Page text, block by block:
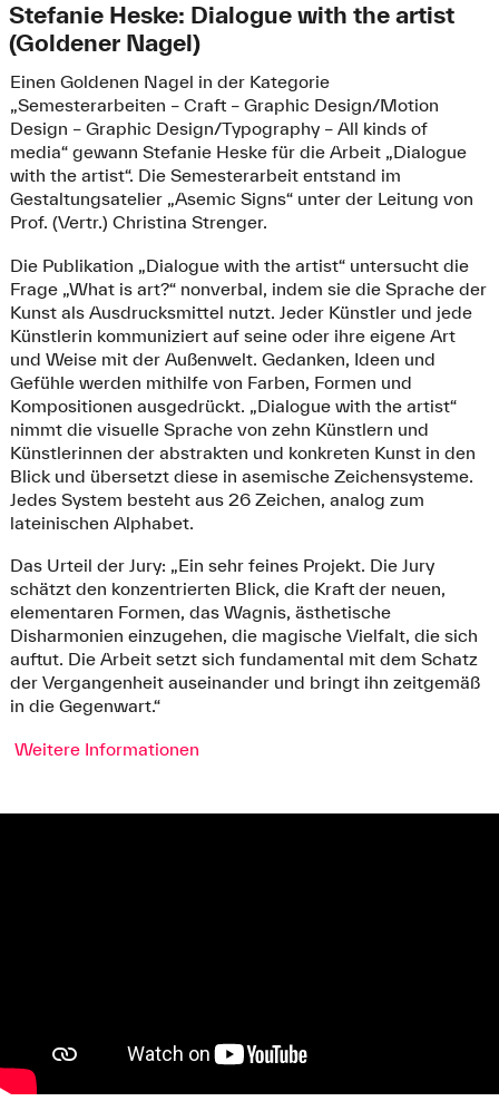
Stefanie Heske: Dialogue with the artist
(Goldener Nagel)
Einen Goldenen Nagel in der Kategorie
„Semesterarbeiten – Craft – Graphic Design/Motion
Design – Graphic Design/Typography – All kinds of
media“ gewann Stefanie Heske für die Arbeit „Dialogue
with the artist“. Die Semesterarbeit entstand im
Gestaltungsatelier „Asemic Signs“ unter der Leitung von
Prof. (Vertr.) Christina Strenger.
Die Publikation „Dialogue with the artist“ untersucht die
Frage „What is art?“ nonverbal, indem sie die Sprache der
Kunst als Ausdrucksmittel nutzt. Jeder Künstler und jede
Künstlerin kommuniziert auf seine oder ihre eigene Art
und Weise mit der Außenwelt. Gedanken, Ideen und
Gefühle werden mithilfe von Farben, Formen und
Kompositionen ausgedrückt. „Dialogue with the artist“
nimmt die visuelle Sprache von zehn Künstlern und
Künstlerinnen der abstrakten und konkreten Kunst in den
Blick und übersetzt diese in asemische Zeichensysteme.
Jedes System besteht aus 26 Zeichen, analog zum
lateinischen Alphabet.
Das Urteil der Jury: „Ein sehr feines Projekt. Die Jury
schätzt den konzentrierten Blick, die Kraft der neuen,
elementaren Formen, das Wagnis, ästhetische
Disharmonien einzugehen, die magische Vielfalt, die sich
auftut. Die Arbeit setzt sich fundamental mit dem Schatz
der Vergangenheit auseinander und bringt ihn zeitgemäß
in die Gegenwart.“
Weitere Informationen